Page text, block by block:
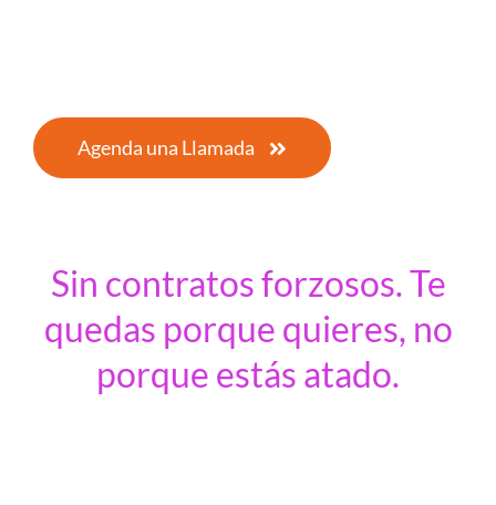
Agenda una Llamada
Sin contratos forzosos. Te
quedas porque quieres, no
porque estás atado.